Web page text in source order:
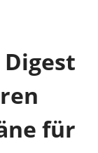
für